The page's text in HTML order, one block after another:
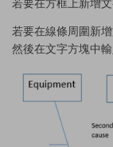
若要在方框上新增
若要在線條周圍新
然後在文字方塊中輸